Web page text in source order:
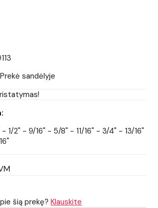
Prekė sandėlyje
1/2" - 9/16" - 5/8" - 11/16" - 3/4" - 13/16"
šią prekę? Klauskite